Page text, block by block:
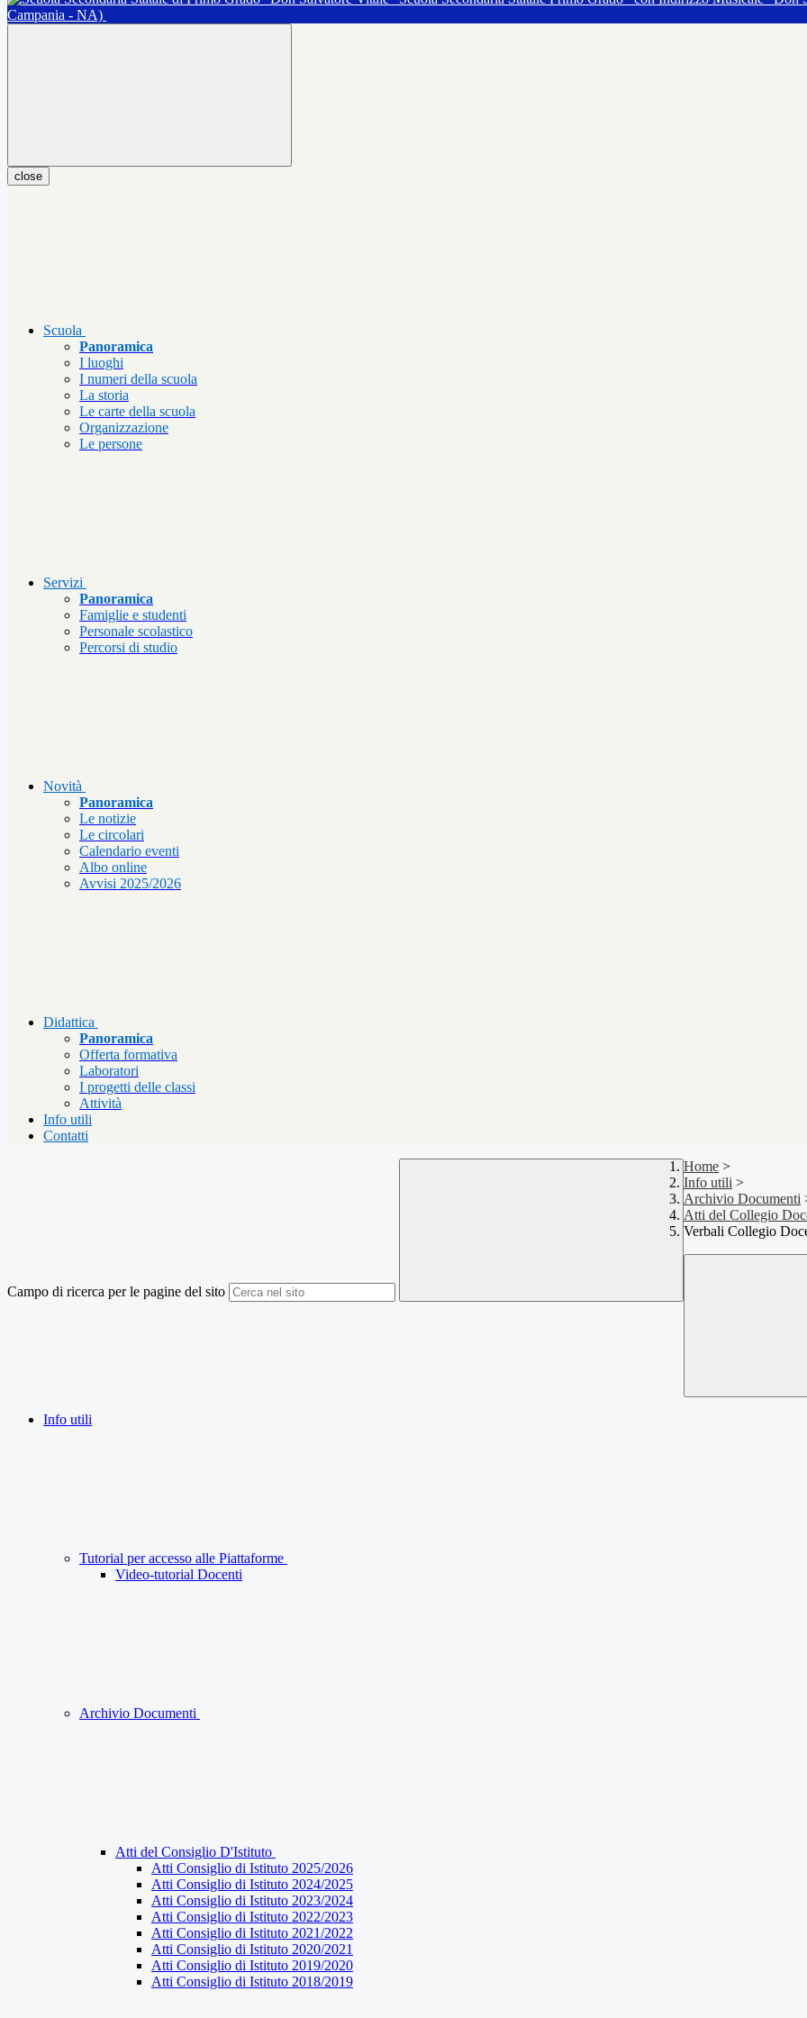
Campania - NA)
close
Scuola
Panoramica
I luoghi
I numeri della scuola
La storia
Le carte della scuola
Organizzazione
Le persone
Servizi
Panoramica
Famiglie e studenti
Personale scolastico
Percorsi di studio
Novità
Panoramica
Le notizie
Le circolari
Calendario eventi
Albo online
Avvisi 2025/2026
Didattica
Panoramica
Offerta formativa
Laboratori
I progetti delle classi
Attività
Info utili
Contatti
Campo di ricerca per le pagine del sito
Home >
Info utili >
Archivio Documenti
Atti del Collegio
Verbali Collegio
Info utili
Tutorial per accesso alle Piattaforme
Video-tutorial Docenti
Archivio Documenti
Atti del Consiglio D'Istituto
Atti Consiglio di Istituto 2025/2026
Atti Consiglio di Istituto 2024/2025
Atti Consiglio di Istituto 2023/2024
Atti Consiglio di Istituto 2022/2023
Atti Consiglio di Istituto 2021/2022
Atti Consiglio di Istituto 2020/2021
Atti Consiglio di Istituto 2019/2020
Atti Consiglio di Istituto 2018/2019